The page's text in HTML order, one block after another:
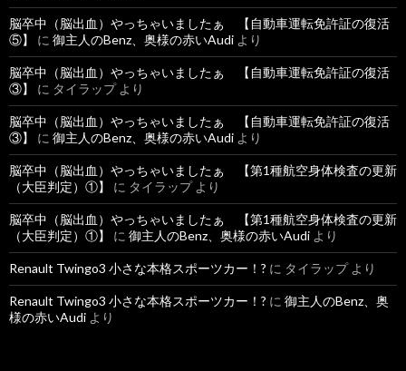
脳卒中（脳出血）やっちゃいましたぁ 【自動車運転免許証の復活
⑤】
に 御主人のBenz、奥様の赤いAudi より
脳卒中（脳出血）やっちゃいましたぁ 【自動車運転免許証の復活
③】
に タイラップより
脳卒中（脳出血）やっちゃいましたぁ 【自動車運転免許証の復活
③】
に 御主人のBenz、奥様の赤いAudi より
脳卒中（脳出血）やっちゃいましたぁ 【第1種航空身体検査の更新
（大臣判定）①】
に タイラップより
脳卒中（脳出血）やっちゃいましたぁ 【第1種航空身体検査の更新
（大臣判定）①】
に 御主人のBenz、奥様の赤いAudi より
Renault Twingo3 小さな本格スポーツカー！? に タイラップより
Renault Twingo3 小さな本格スポーツカー！? に 御主人のBenz、奥
様の赤いAudi より